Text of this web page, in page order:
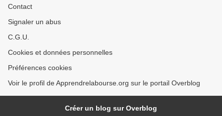
Contact
Signaler un abus
C.G.U.
Cookies et données personnelles
Préférences cookies
Voir le profil de Apprendrelabourse.org sur le portail Overblog
Créer un blog sur Overblog